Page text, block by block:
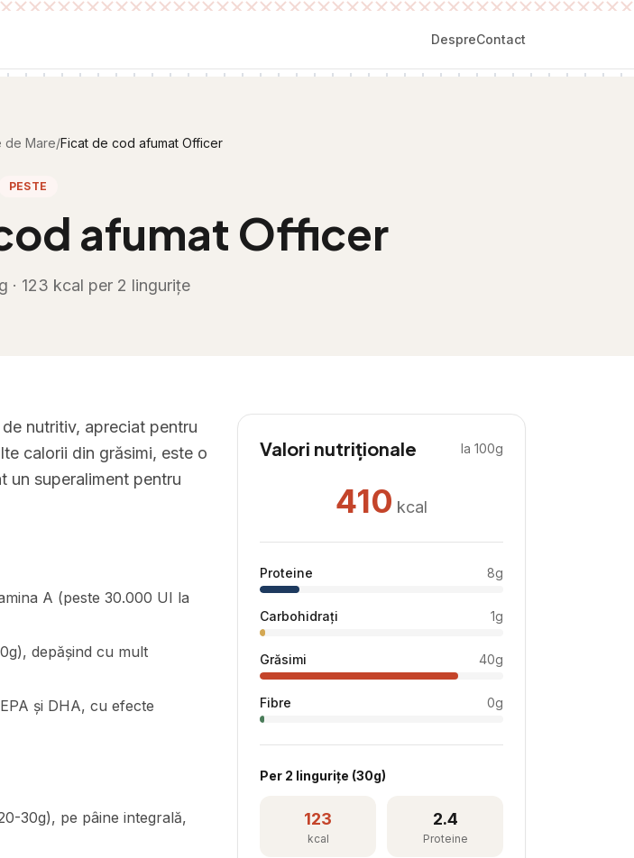
DespreContact
de Mare/Ficat de cod afumat Officer
PESTE
afumat Officer
· 123 kcal per 2 lingurițe
nutritiv, apreciat pentru
calorii din grăsimi, este o
un superaliment pentru
A (peste 30.000 UI la
depășind cu mult
și DHA, cu efecte
30g), pe pâine integrală,
Valori nutriționale la 100g
410 kcal
Proteine 8g
Carbohidrați 1g
Grăsimi 40g
Fibre 0g
Per 2 lingurițe (30g)
123
kcal
2.4
Proteine